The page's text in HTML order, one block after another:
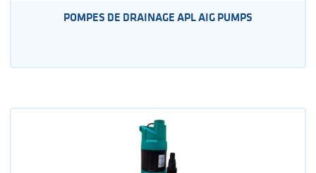
POMPES DE DRAINAGE APL AIG PUMPS